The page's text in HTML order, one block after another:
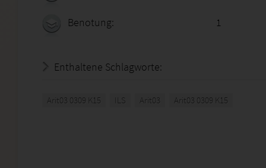
Benotung: 1
Enthaltene Schlagworte:
Arit03 0309 K15 ILS Arit03 Arit03 0309 K15